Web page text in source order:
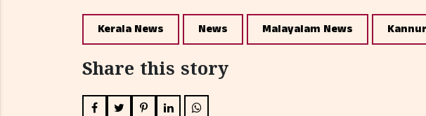
Kerala News News Malayalam News Kannur
Share this story